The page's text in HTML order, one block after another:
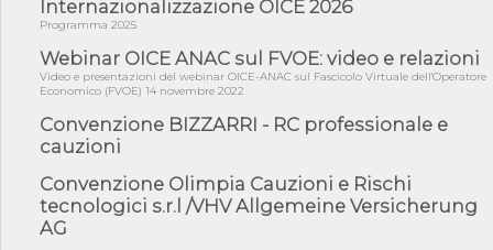
05/08/26 - SAVE THE DATE: Assemblea Pubblica Confindustria
Professioni ...
05/08/26 - Successo OICE per il bando della Città metropolitana
di Reg...
05/08/26 - Lettera OICE per il bando della Giunta Regionale della
Campa...
04/08/26 - DL PA: previste cancellazioni da elenchi professionisti
04/08/26 - International Sustainable Buildings Competition -
COP31, An...
Internazionalizzazione OICE 2026
Programma 2025
Webinar OICE ANAC sul FVOE: video e relazioni
Video e presentazioni del webinar OICE-ANAC sul Fascicolo Virtuale dell'Operatore
Economico (FVOE) 14 novembre 2022
Convenzione BIZZARRI - RC professionale e
cauzioni
Convenzione Olimpia Cauzioni e Rischi
tecnologici s.r.l /VHV Allgemeine Versicherung
AG